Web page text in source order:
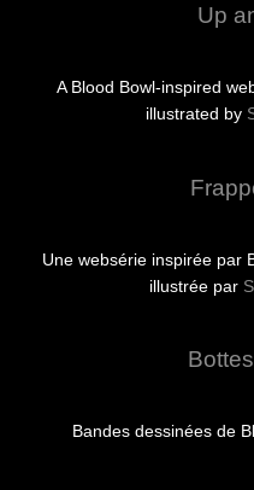
Up
A Blood Bowl-inspired
illustrated by
Une websérie inspirée par
illustrée par
Bandes dessinées de